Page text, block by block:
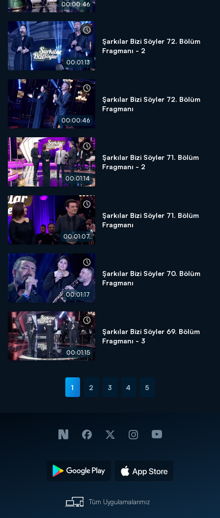
00:00:46
00:01:13
Şarkılar Bizi Söyler 72. Bölüm
Fragmanı - 2
00:00:46
Şarkılar Bizi Söyler 72. Bölüm
Fragmanı
00:01:14
Şarkılar Bizi Söyler 71. Bölüm
Fragmanı - 2
00:01:07
Şarkılar Bizi Söyler 71. Bölüm
Fragmanı
00:01:17
Şarkılar Bizi Söyler 70. Bölüm
Fragmanı
00:01:15
Şarkılar Bizi Söyler 69. Bölüm
Fragmanı - 3
1 2 3 4 5
Tüm Uygulamalarımız